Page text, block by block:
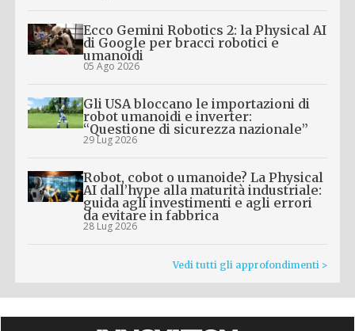
Ecco Gemini Robotics 2: la Physical AI
di Google per bracci robotici e
umanoidi
05 Ago 2026
Gli USA bloccano le importazioni di
robot umanoidi e inverter:
“Questione di sicurezza nazionale”
29 Lug 2026
Robot, cobot o umanoide? La Physical
AI dall’hype alla maturità industriale:
guida agli investimenti e agli errori
da evitare in fabbrica
28 Lug 2026
Vedi tutti gli approfondimenti >